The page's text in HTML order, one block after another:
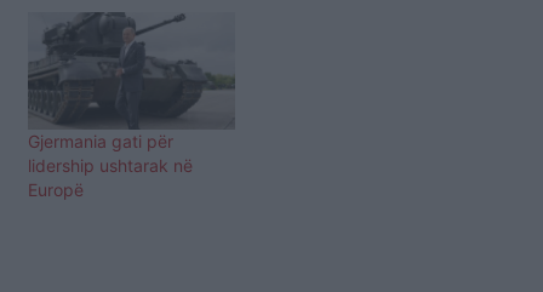
Gjermania gati për
lidership ushtarak në
Europë